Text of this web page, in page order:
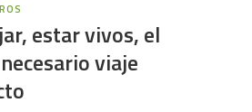
estar vivos, el
viaje